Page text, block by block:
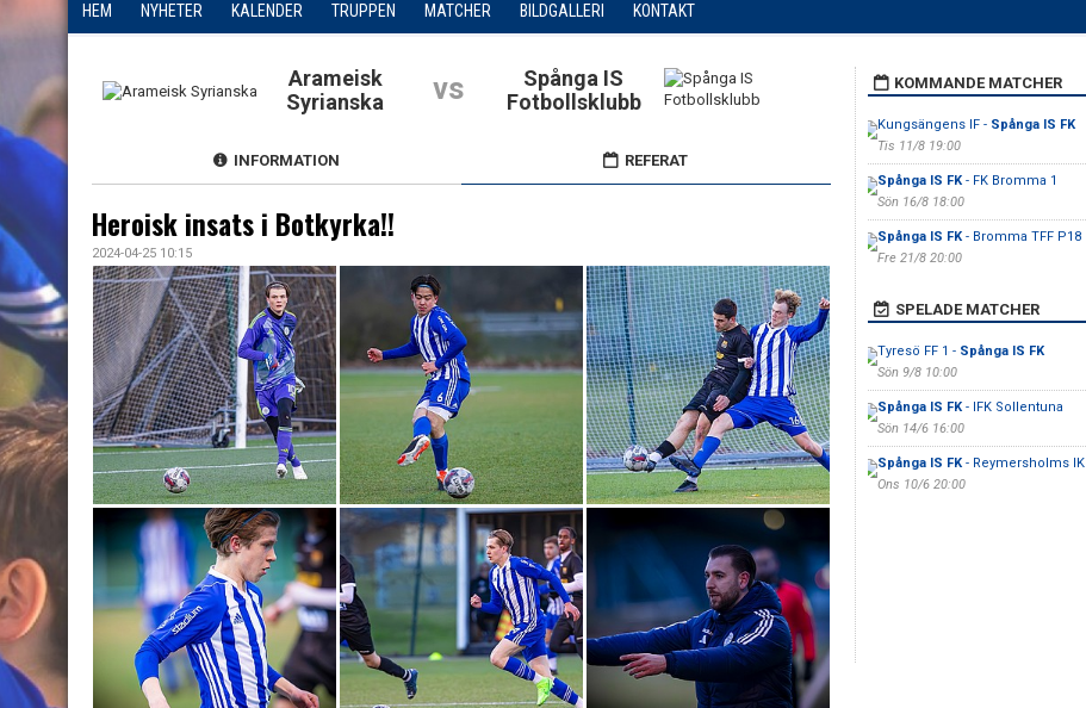
HEM NYHETER KALENDER TRUPPEN MATCHER BILDGALLERI KONTAKT
Arameisk
Syrianska
vs
Spånga IS
Fotbollsklubb
INFORMATION REFERAT
Heroisk insats i Botkyrka!!
2024-04-25 10:15
KOMMANDE MATCHER
Kungsängens IF - Spånga IS FK
Tis 11/8 19:00
Spånga IS FK- FK Bromma 1
Sön 16/8 18:00
Spånga IS FK- Bromma TFF P18
Fre 21/8 20:00
SPELADE MATCHER
Tyresö FF 1 - Spånga IS FK
Sön 9/8 10:00
Spånga IS FK- IFK Sollentuna
Sön 14/6 16:00
Spånga IS FK- Reymersholms IK
Ons 10/6 20:00